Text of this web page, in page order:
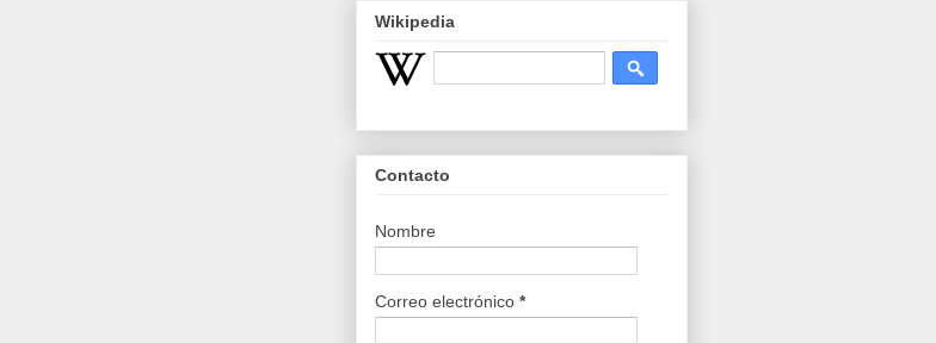
Wikipedia
Contacto
Nombre
Correo electrónico *